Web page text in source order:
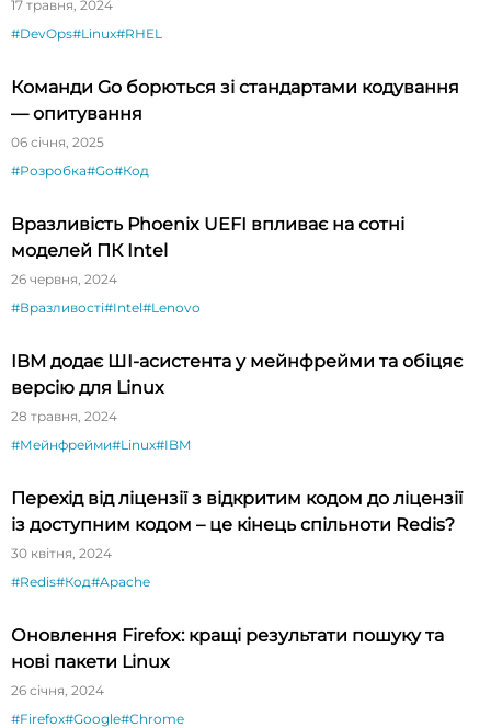
17 травня, 2024
#DevOps#Linux#RHEL
Команди Go борються зі стандартами кодування
— опитування
06 січня, 2025
#Розробка#Go#Код
Вразливість Phoenix UEFI впливає на сотні
моделей ПК Intel
26 червня, 2024
#Вразливості#Intel#Lenovo
IBM додає ШI-асистента у мейнфрейми та обіцяє
версію для Linux
28 травня, 2024
#Мейнфрейми#Linux#IBM
Перехід від ліцензії з відкритим кодом до ліцензії
із доступним кодом – це кінець спільноти Redis?
30 квітня, 2024
#Redis#Код#Apache
Оновлення Firefox: кращі результати пошуку та
нові пакети Linux
26 січня, 2024
#Firefox#Google#Chrome